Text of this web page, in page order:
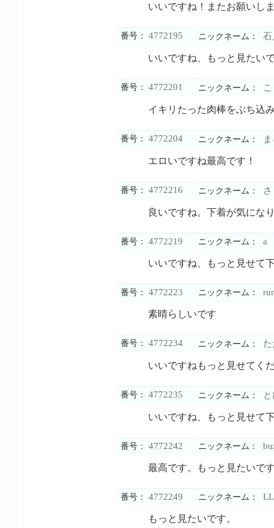
いいですね！またお願いし
番号： 4772195 ニックネーム： 石
いいですね、もっと見たい
番号： 4772201 ニックネーム：
イキリたった肉棒をぶち込
番号： 4772204 ニックネーム：
エロいですね最高です！
番号： 4772216 ニックネーム：
良いですね。下着が気にな
番号： 4772219 ニックネーム： a
いいですね、もっと見せて
番号： 4772223 ニックネーム：
素晴らしいです
番号： 4772234 ニックネーム：
いいですねもっと見せてく
番号： 4772235 ニックネーム：
いいですね、もっと見せて
番号： 4772242 ニックネーム：
最高です。もっと見たいで
番号： 4772249 ニックネーム：
もっと見たいです。